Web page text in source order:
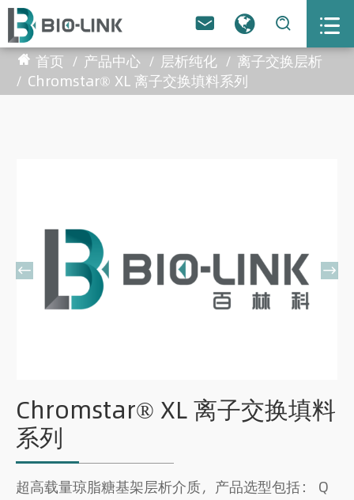
  
首页 产品中心 层析纯化
离子交换层析
Chromstar® XL 离子交换填料系列
 
Chromstar® XL 离子交换填料
系列
超高载量琼脂糖基架层析介质，产品选型包括： Q